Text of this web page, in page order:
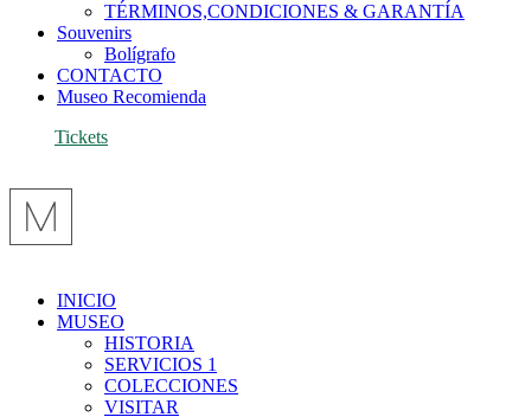
TÉRMINOS,CONDICIONES & GARANTÍA
Souvenirs
Bolígrafo
CONTACTO
Museo Recomienda
Tickets
INICIO
MUSEO
HISTORIA
SERVICIOS 1
COLECCIONES
VISITAR